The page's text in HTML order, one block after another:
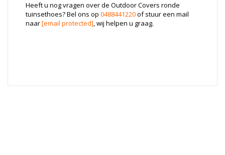
Heeft u nog vragen over de Outdoor Covers ronde
tuinsethoes? Bel ons op 0488441220of stuur een mail
naar[email protected], wij helpen u graag.